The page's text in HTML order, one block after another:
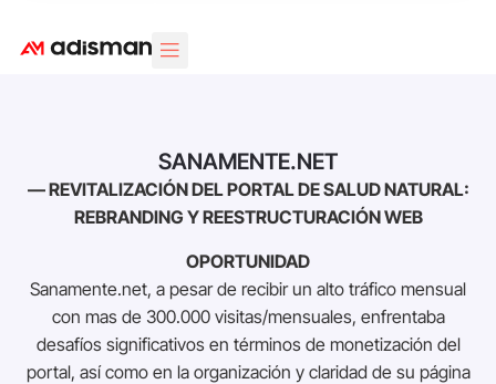
SANAMENTE.NET
— REVITALIZACIÓN DEL PORTAL DE SALUD NATURAL:
REBRANDING Y REESTRUCTURACIÓN WEB
OPORTUNIDAD
Sanamente.net, a pesar de recibir un alto tráfico mensual
con mas de 300.000 visitas/mensuales, enfrentaba
desafíos significativos en términos de monetización del
portal, así como en la organización y claridad de su página